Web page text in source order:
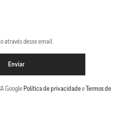
através desse email.
Enviar
Google Política de privacidadee Termos de